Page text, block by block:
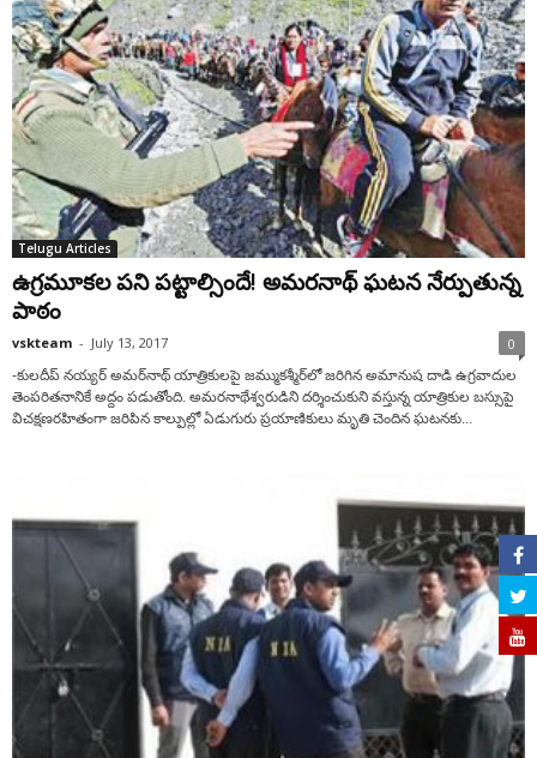
Telugu Articles
ఉగ్రమూకల పని పట్టాల్సిందే! అమరనాథ్‌ ఘటన నేర్పుతున్న
పాఠం
vskteam - July 13, 2017 0
-కులదీప్ నయ్యర్ అమర్‌నాథ్‌ యాత్రికులపై జమ్ముకశ్మీర్‌లో జరిగిన అమానుష దాడి ఉగ్రవాదుల
తెంపరితనానికే అద్దం పడుతోంది. అమరనాథేశ్వరుడిని దర్శించుకుని వస్తున్న యాత్రికుల బస్సుపై
విచక్షణరహితంగా జరిపిన కాల్పుల్లో ఏడుగురు ప్రయాణికులు మృతి చెందిన ఘటనకు...